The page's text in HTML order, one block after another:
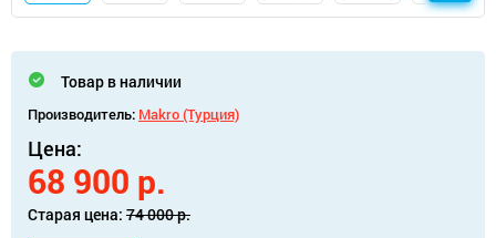
Товар в наличии
Производитель: Makro (Турция)
Цена:
68 900 р.
Старая цена: 74 000 р.